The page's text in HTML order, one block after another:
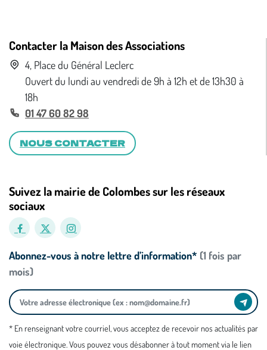
Contacter la Maison des Associations
4, Place du Général Leclerc
Ouvert du lundi au vendredi de 9h à 12h et de 13h30 à
18h
01 47 60 82 98
NOUS CONTACTER
Suivez la mairie de Colombes sur les réseaux
sociaux
Abonnez-vous à notre lettre d’information* (1 fois par
mois)
* En renseignant votre courriel, vous acceptez de recevoir nos actualités par
voie électronique. Vous pouvez vous désabonner à tout moment via le lien